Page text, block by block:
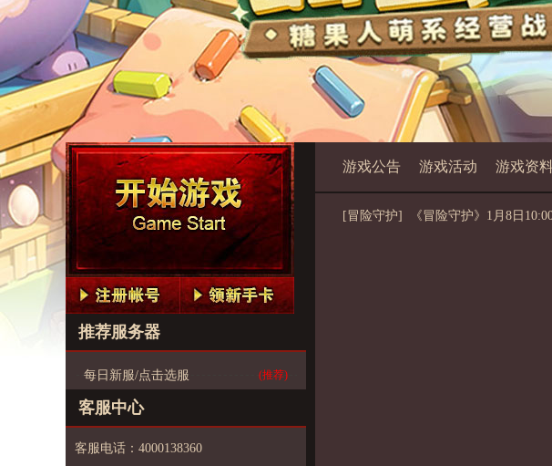
推荐服务器
每日新服/点击选服 (推荐)
客服中心
客服电话：4000138360
游戏公告 游戏活动 游戏资
[冒险守护] 《冒险守护》1月8日